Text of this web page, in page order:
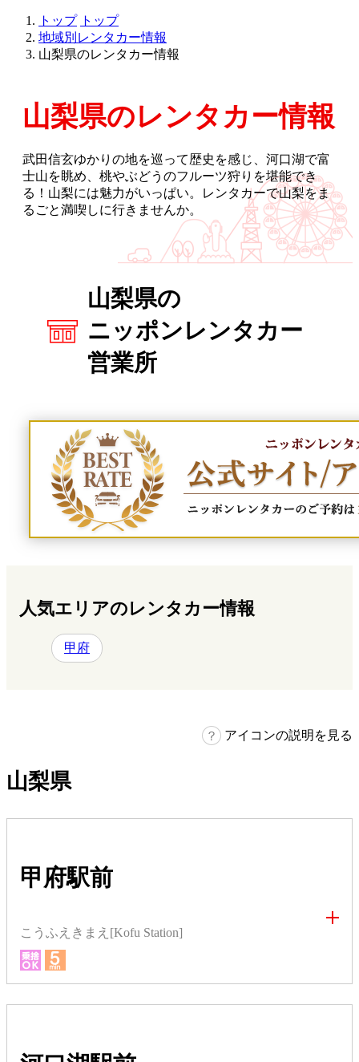
トップ トップ
地域別レンタカー情報
山梨県のレンタカー情報
山梨県のレンタカー情報
武田信玄ゆかりの地を巡って歴史を感じ、河口湖で富
士山を眺め、桃やぶどうのフルーツ狩りを堪能でき
る！山梨には魅力がいっぱい。レンタカーで山梨をま
るごと満喫しに行きませんか。
山梨県の
ニッポンレンタカー
営業所
人気エリアのレンタカー情報
甲府
アイコンの説明を見る
山梨県
甲府駅前
こうふえきまえ[Kofu Station]